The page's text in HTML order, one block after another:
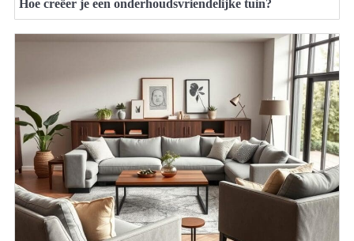
Hoe creëer je een onderhoudsvriendelijke tuin?